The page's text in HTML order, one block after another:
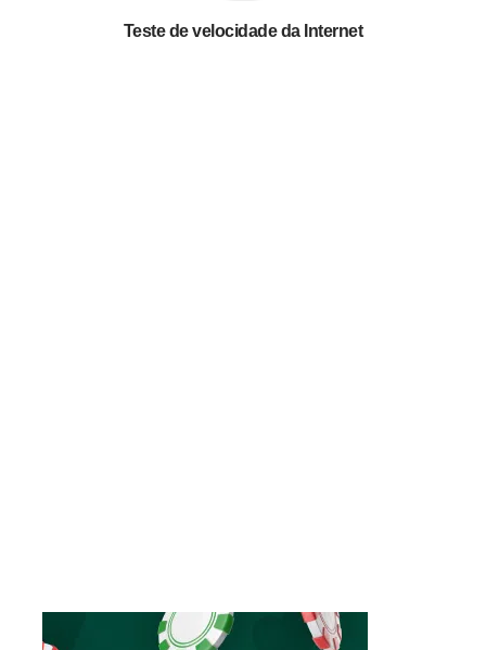
Teste de velocidade da Internet